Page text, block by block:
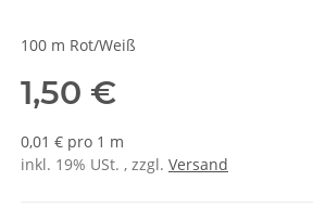
100 m Rot/Weiß
1,50 €
0,01 € pro 1 m
inkl. 19% USt. , zzgl. Versand